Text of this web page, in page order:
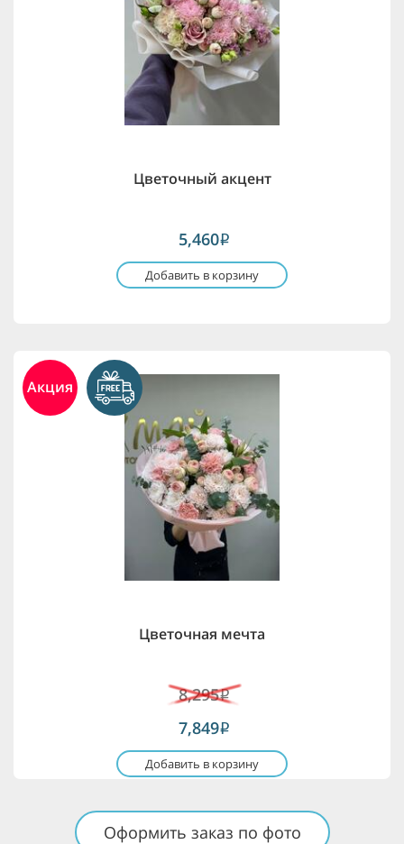
Цветочный акцент
5,460i
Добавить в корзину
Акция
Цветочная мечта
8,295i
7,849i
Добавить в корзину
Оформить заказ по фото